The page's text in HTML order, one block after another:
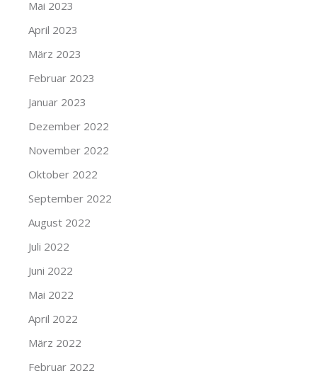
Mai 2023
April 2023
März 2023
Februar 2023
Januar 2023
Dezember 2022
November 2022
Oktober 2022
September 2022
August 2022
Juli 2022
Juni 2022
Mai 2022
April 2022
März 2022
Februar 2022